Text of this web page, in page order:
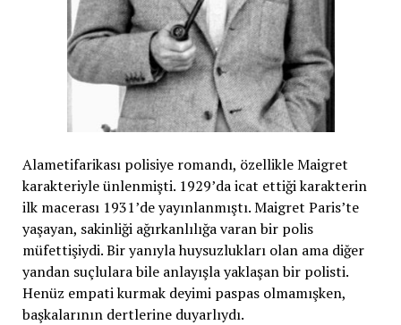
Alametifarikası polisiye romandı, özellikle Maigret
karakteriyle ünlenmişti. 1929’da icat ettiği karakterin
ilk macerası 1931’de yayınlanmıştı. Maigret Paris’te
yaşayan, sakinliği ağırkanlılığa varan bir polis
müfettişiydi. Bir yanıyla huysuzlukları olan ama diğer
yandan suçlulara bile anlayışla yaklaşan bir polisti.
Henüz empati kurmak deyimi paspas olmamışken,
başkalarının dertlerine duyarlıydı.